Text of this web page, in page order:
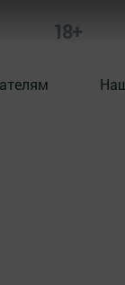
18+